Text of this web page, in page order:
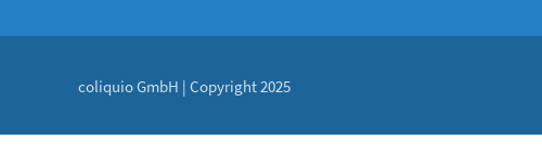
coliquio GmbH | Copyright 2025